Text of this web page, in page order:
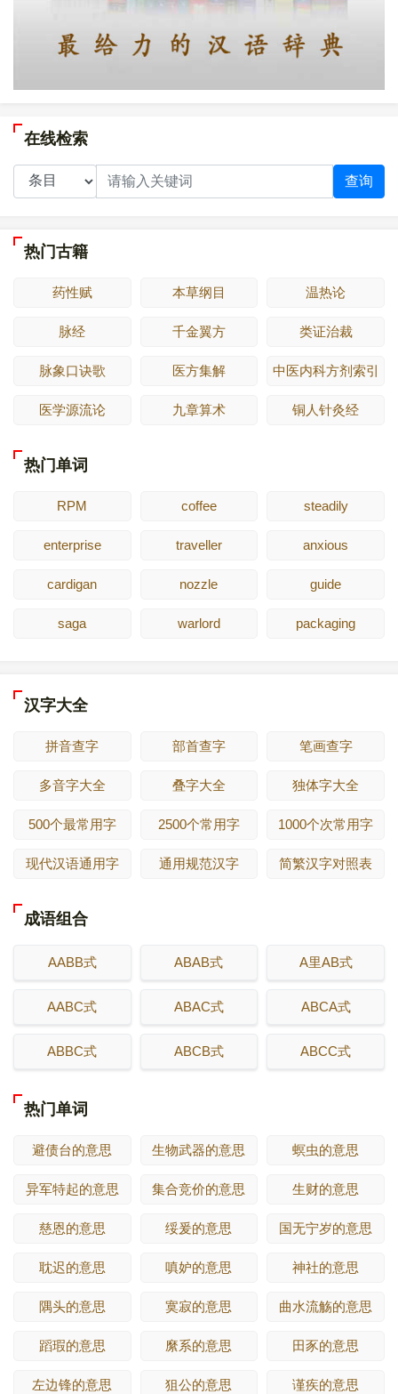
在线检索
查询
热门古籍
药性赋 本草纲目 温热论
脉经 千金翼方 类证治裁
脉象口诀歌 医方集解 中医内科方剂索引
医学源流论 九章算术 铜人针灸经
热门单词
RPM coffee steadily
enterprise traveller anxious
cardigan nozzle guide
saga warlord packaging
汉字大全
拼音查字 部首查字 笔画查字
多音字大全 叠字大全 独体字大全
500个最常用字 2500个常用字 1000个次常用字
现代汉语通用字 通用规范汉字 简繁汉字对照表
成语组合
AABB式 ABAB式 A里AB式
AABC式 ABAC式 ABCA式
ABBC式 ABCB式 ABCC式
热门单词
避债台的意思 生物武器的意思 螟虫的意思
异军特起的意思 集合竞价的意思 生财的意思
慈恩的意思 绥爰的意思 国无宁岁的意思
耽迟的意思 嗔妒的意思 神社的意思
隅头的意思 寞寂的意思 曲水流觞的意思
蹈瑕的意思 縻系的意思 田豕的意思
左边锋的意思 狙公的意思 谨疾的意思